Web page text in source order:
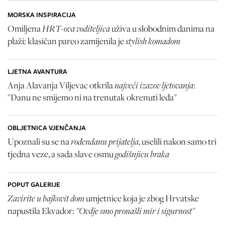
MORSKA INSPIRACIJA
OmiljenaHRT-ova voditeljicauživa u slobodnim danima na
plaži: klasičan pareo zamijenila jestylish komadom
LJETNA AVANTURA
Anja Alavanja Viljevac otkrilanajveći izazov ljetovanja:
"Danu ne smijemo ni na trenutak okrenuti leđa"
OBLJETNICA VJENČANJA
Upoznali su se narođendanu prijatelja, uselili nakon samo tri
tjedna veze, a sada slave osmugodišnjicu braka
POPUT GALERIJE
Zavirite u bajkovit domumjetnice koja je zbog Hrvatske
napustila Ekvador: "Ovdje smo pronašli mir i sigurnost"